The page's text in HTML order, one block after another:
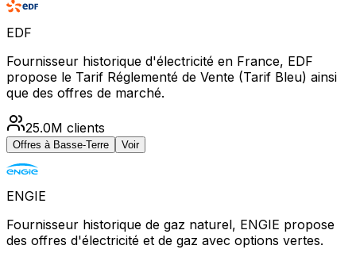
EDF
Fournisseur historique d'électricité en France, EDF
propose le Tarif Réglementé de Vente (Tarif Bleu) ainsi
que des offres de marché.
25.0M clients
Offres à Basse-Terre Voir
ENGIE
Fournisseur historique de gaz naturel, ENGIE propose
des offres d'électricité et de gaz avec options vertes.